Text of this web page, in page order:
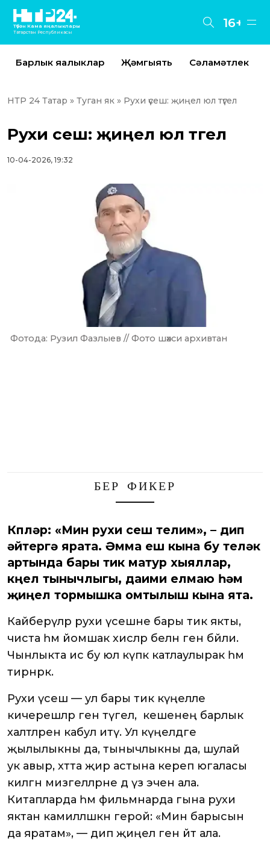
Түбән Кама яңалыклары
Татарстан Республикасы
16+
Барлык яңалыклар Җәмгыять Сәламәтлек
НТР 24 Татар » Туган як » Рухи үсеш: җиңел юл түгел
Рухи үсеш: җиңел юл түгел
10-04-2026, 19:32
Фотода: Рузил Фазлыев // Фото шәхси архивтан
БЕР ФИКЕР
Күпләр: «Мин рухи үсеш телим», – дип
әйтергә ярата. Әмма еш кына бу теләк
артында бары тик матур хыяллар,
күңел тынычлыгы, даими елмаю һәм
җиңел тормышка омтылыш кына ята.
Кайберәүләр рухи үсешне бары тик якты,
чиста һәм йомшак хисләр белән генә бәйли.
Чынлыкта исә бу юл күпкә катлаулырак һәм
тирәнрәк.
Рухи үсеш — ул бары тик күңелле
кичерешләр генә түгел, ә кешенең барлык
халәтләрен кабул итү. Ул күңелдәге
җылылыкны да, тынычлыкны да, шулай
ук авыр, хәтта җир астына кереп югаласы
килгән мизгелләрне дә үз эченә ала.
Китапларда һәм фильмнарда гына рухи
яктан камилләшкән герой: «Мин барысын
да яратам», — дип җиңел генә әйтә ала.